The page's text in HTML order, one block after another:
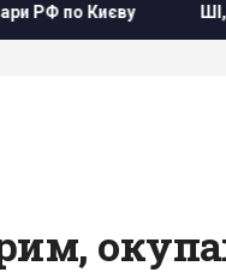
ШІ, супутники та